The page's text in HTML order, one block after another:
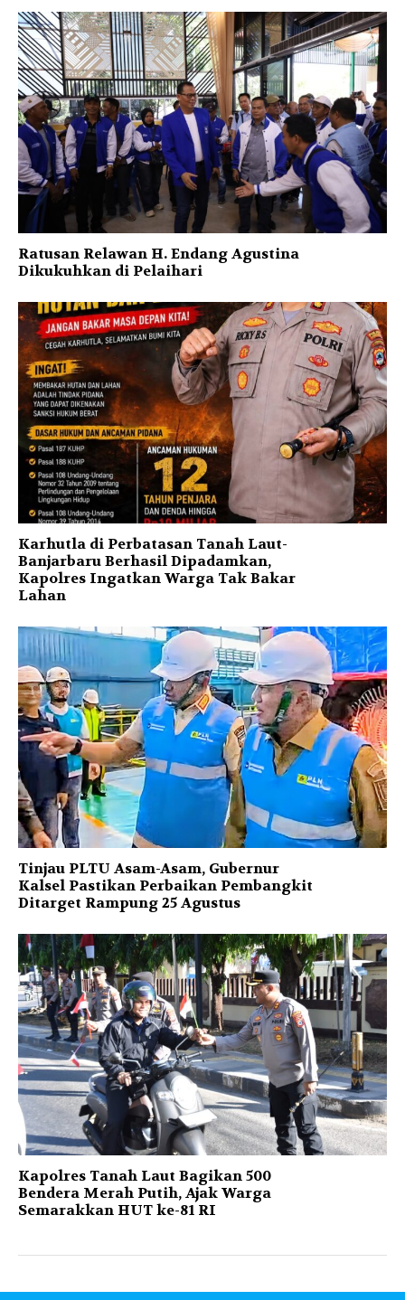
Ratusan Relawan H. Endang Agustina
Dikukuhkan di Pelaihari
Karhutla di Perbatasan Tanah Laut-
Banjarbaru Berhasil Dipadamkan,
Kapolres Ingatkan Warga Tak Bakar
Lahan
Tinjau PLTU Asam-Asam, Gubernur
Kalsel Pastikan Perbaikan Pembangkit
Ditarget Rampung 25 Agustus
Kapolres Tanah Laut Bagikan 500
Bendera Merah Putih, Ajak Warga
Semarakkan HUT ke-81 RI